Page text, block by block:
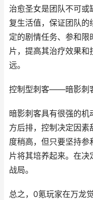
治愈圣女是团队不可或
复生活值，保证团队
定的剧情任务、参和
片，提高其治疗效果和
远。
控制型刺客——暗影刺
暗影刺客具有很强的
方后排，控制决定因素
度稍高，但只要坚持
片将其培养起来。在
战局。
总之，0氪玩家在万龙